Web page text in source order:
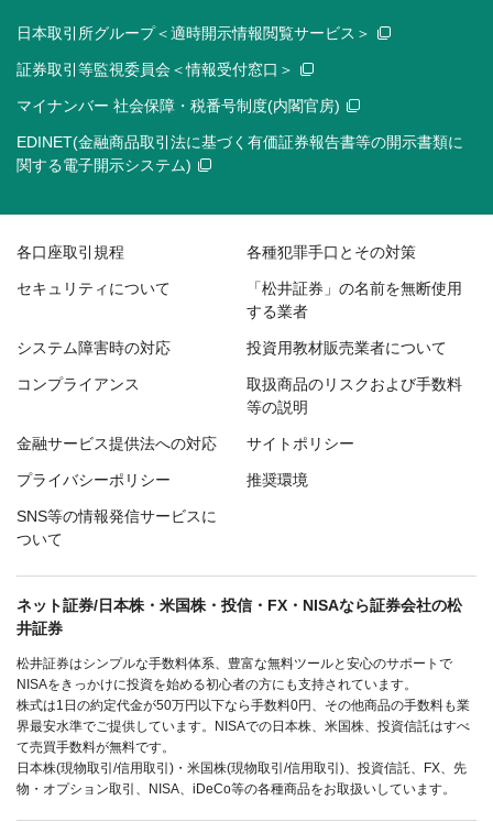
日本取引所グループ＜適時開示情報閲覧サービス＞
証券取引等監視委員会＜情報受付窓口＞
マイナンバー 社会保障・税番号制度(内閣官房)
EDINET(金融商品取引法に基づく有価証券報告書等の開示書類に
関する電子開示システム)
各口座取引規程 各種犯罪手口とその対策
セキュリティについて
「松井証券」の名前を無断使用
する業者
システム障害時の対応 投資用教材販売業者について
コンプライアンス
取扱商品のリスクおよび手数料
等の説明
金融サービス提供法への対応 サイトポリシー
プライバシーポリシー 推奨環境
SNS等の情報発信サービスに
ついて
ネット証券/日本株・米国株・投信・FX・NISAなら証券会社の松
井証券
松井証券はシンプルな手数料体系、豊富な無料ツールと安心のサポートで
NISAをきっかけに投資を始める初心者の方にも支持されています。
株式は1日の約定代金が50万円以下なら手数料0円、その他商品の手数料も業
界最安水準でご提供しています。NISAでの日本株、米国株、投資信託はすべ
て売買手数料が無料です。
日本株(現物取引/信用取引)・米国株(現物取引/信用取引)、投資信託、FX、先
物・オプション取引、NISA、iDeCo等の各種商品をお取扱いしています。